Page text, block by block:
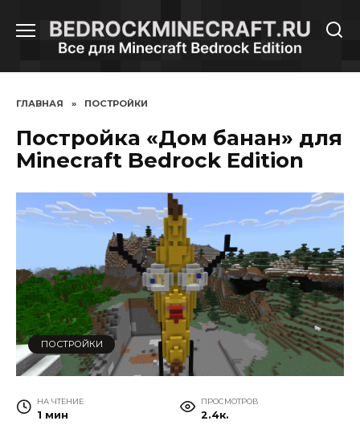
содержанию
ГЛАВНАЯ » ПОСТРОЙКИ
Постройка «Дом банан» для
Minecraft Bedrock Edition
ПОСТРОЙКИ
НА ЧТЕНИЕ
1 мин
ПРОСМОТРОВ
2.4к.